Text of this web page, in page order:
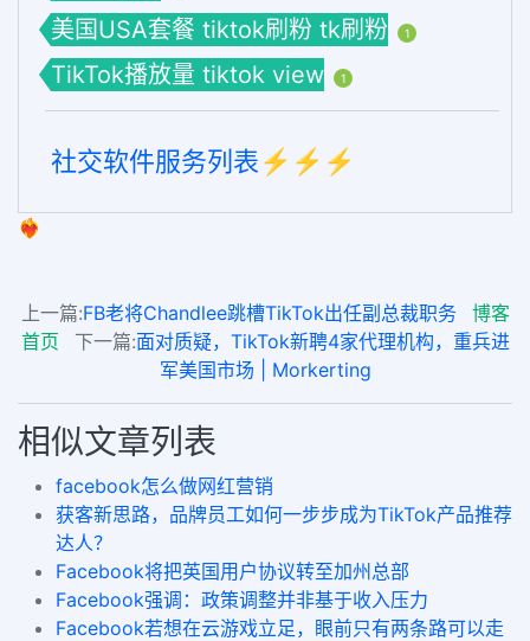
美国USA套餐 tiktok刷粉 tk刷粉 1
TikTok播放量 tiktok view 1
社交软件服务列表⚡️⚡️⚡️
❤️‍🔥
上一篇:FB老将Chandlee跳槽TikTok出任副总裁职务
博客
首页
下一篇:面对质疑，TikTok新聘4家代理机构，重兵进
军美国市场 | Morkerting
相似文章列表
facebook怎么做网红营销
获客新思路，品牌员工如何一步步成为TikTok产品推荐
达人？
Facebook将把英国用户协议转至加州总部
Facebook强调：政策调整并非基于收入压力
Facebook若想在云游戏立足，眼前只有两条路可以走